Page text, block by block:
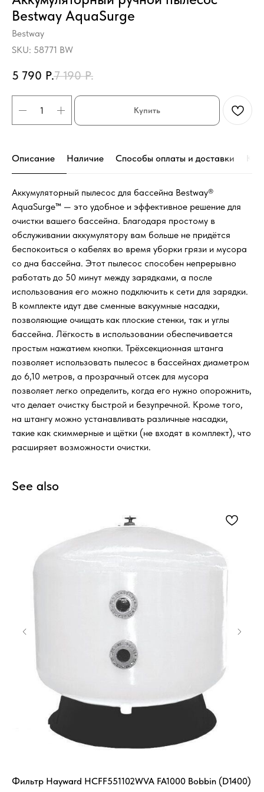
Bestway AquaSurge
Bestway
SKU: 58771 BW
5 790 Р.7 190 Р.
Купить
Описание Наличие Способы оплаты и доставки
Аккумуляторный пылесос для бассейна Bestway®
AquaSurge™ — это удобное и эффективное решение для
очистки вашего бассейна. Благодаря простому в
обслуживании аккумулятору вам больше не придётся
беспокоиться о кабелях во время уборки грязи и мусора
со дна бассейна. Этот пылесос способен непрерывно
работать до 50 минут между зарядками, а после
использования его можно подключить к сети для зарядки.
В комплекте идут две сменные вакуумные насадки,
позволяющие очищать как плоские стенки, так и углы
бассейна. Лёгкость в использовании обеспечивается
простым нажатием кнопки. Трёхсекционная штанга
позволяет использовать пылесос в бассейнах диаметром
до 6,10 метров, а прозрачный отсек для мусора
позволяет легко определить, когда его нужно опорожнить,
что делает очистку быстрой и безупречной. Кроме того,
на штангу можно устанавливать различные насадки,
такие как скиммерные и щётки (не входят в комплект), что
расширяет возможности очистки.
See also
Фильтр Hayward HCFF551102WVA FA1000 Bobbin (D1400)